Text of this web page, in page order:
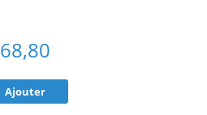
68,80
Ajouter